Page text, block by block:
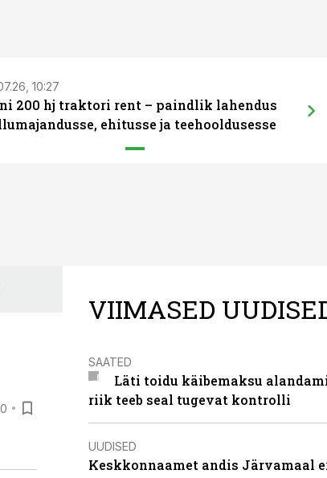
10:27
200 hj traktori rent – paindlik lahendus
ehitusse ja teehooldusesse
VIIMASED
SAATED
Läti toidu käibemaksu
riik teeb seal tugevat kontrolli
UUDISED
Keskkonnaamet andis Järvamaal